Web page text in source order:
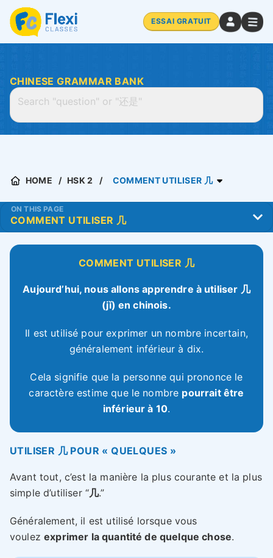
ESSAI GRATUIT
CHINESE GRAMMAR BANK
HOME HSK 2 COMMENT UTILISER 几
ON THIS PAGE
COMMENT UTILISER 几
Aujourd’hui, nous allons apprendre à utiliser 几
(jǐ) en chinois.
Il est utilisé pour exprimer un nombre incertain,
généralement inférieur à dix.
Cela signifie que la personne qui prononce le
caractère estime que le nombre pourrait être
inférieur à 10.
UTILISER 几 POUR « QUELQUES »
Avant tout, c’est la manière la plus courante et la plus
simple d’utiliser “几.”
Généralement, il est utilisé lorsque vous
voulezexprimer la quantité de quelque chose.